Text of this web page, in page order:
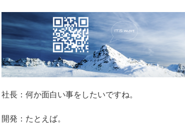
社長：何か面白い事をしたいですね。
開発：たとえば。